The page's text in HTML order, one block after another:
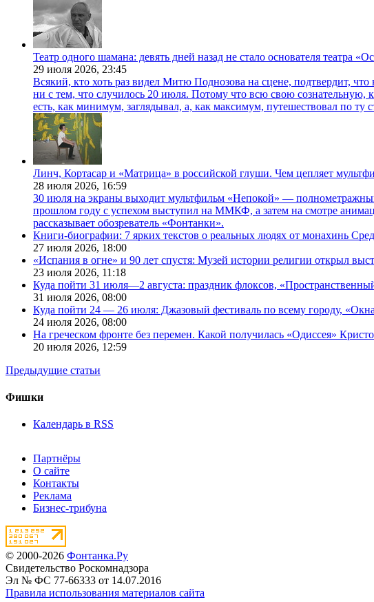
Театр одного шамана: девять дней назад не стало основателя театра
29 июля 2026, 23:45
Всякий, кто хоть раз видел Митю Поднозова на сцене, подтвердит,
ни с тем, что случилось 20 июля. Потому что всю свою
есть, как минимум, заглядывал, а, как максимум, путешествовал по ту
Линч, Кортасар и «Матрица» в российской глуши. Чем цепляет
28 июля 2026, 16:59
30 июля на экраны выходит мультфильм «Непокой» —
прошлом году с успехом выступил на ММКФ, а затем на смотре
рассказывает обозреватель «Фонтанки».
Книги-биографии: 7 ярких текстов о реальных людях от монахинь
27 июля 2026, 18:00
«Испания в огне» и 90 лет спустя: Музей истории религии открыл
23 июля 2026, 11:18
Куда пойти 31 июля—2 августа: праздник флоксов,
31 июля 2026, 08:00
Куда пойти 24 — 26 июля: Джазовый фестиваль по всему городу,
24 июля 2026, 08:00
На греческом фронте без перемен. Какой получилась «Одиссея»
20 июля 2026, 12:59
Предыдущие статьи
Фишки
Календарь в RSS
Партнёры
О сайте
Контакты
Реклама
Бизнес-трибуна
© 2000-2026 Фонтанка.Ру
Свидетельство Роскомнадзора
Эл № ФС 77-66333 от 14.07.2016
Правила использования материалов сайта